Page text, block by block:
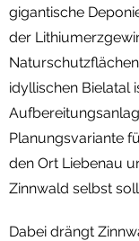
gigantische
der
idyllischen Bielatal
Planungsvariante
den Ort Liebenau
Zinnwald selbst
Dabei drängt